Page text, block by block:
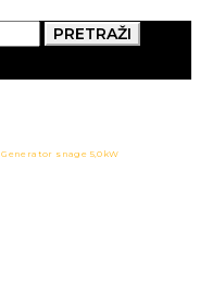
PRETRAŽI
Generator snage 5,0kW